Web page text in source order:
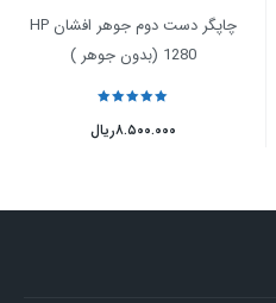
چاپگر دست دوم جوهر افشان HP
1280 (بدون جوهر )
ریال۸.۵۰۰.۰۰۰